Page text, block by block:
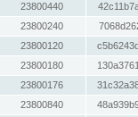
23800440
23800240
23800120
23800180
23800176
23800840